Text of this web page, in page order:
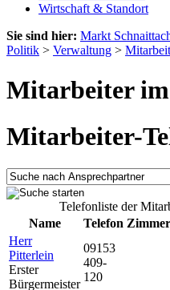
Wirtschaft & Standort
Sie sind hier: Markt
Politik > Verwaltung >
Mitarbeiter
Mitarbeiter-
Telefonliste der
Name
Telefon Zimmer
Herr
Pitterlein
Erster
Bürgermeister
09153
409-
120